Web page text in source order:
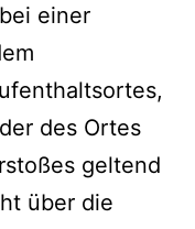
einer
des Ortes
geltend
über die